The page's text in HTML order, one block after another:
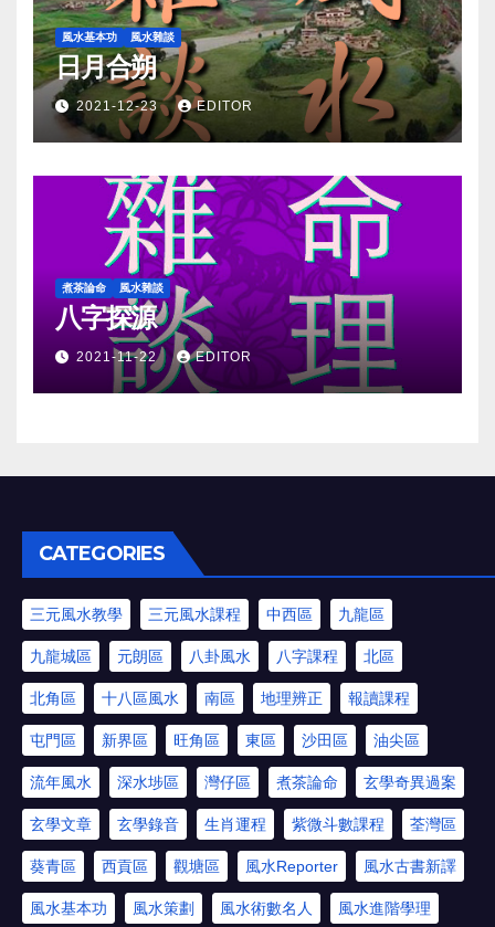
風水基本功 風水雜談
日月合朔
2021-12-23 EDITOR
煮茶論命 風水雜談
八字探源
2021-11-22 EDITOR
CATEGORIES
三元風水教學 三元風水課程 中西區 九龍區
九龍城區 元朗區 八卦風水 八字課程 北區
北角區 十八區風水 南區 地理辨正 報讀課程
屯門區 新界區 旺角區 東區 沙田區 油尖區
流年風水 深水埗區 灣仔區 煮茶論命 玄學奇異過案
玄學文章 玄學錄音 生肖運程 紫微斗數課程 荃灣區
葵青區 西貢區 觀塘區 風水Reporter 風水古書新譯
風水基本功 風水策劃 風水術數名人 風水進階學理